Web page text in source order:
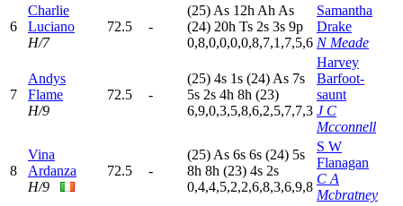
6
Charlie
Luciano
H/7
72.5 -
(25) As 12h Ah As
(24) 20h Ts 2s 3s 9p
0,8,0,0,0,0,8,7,1,7,5,6
Samantha
Drake
N Meade
7
Andys
Flame
H/9
72.5 -
(25) 4s 1s (24) As 7s
5s 2s 4h 8h (23)
6,9,0,3,5,8,6,2,5,7,7,3
Harvey
Barfoot-
saunt
J C
Mcconnell
8
Vina
Ardanza
H/9
72.5 -
(25) As 6s 6s (24) 5s
8h 8h (23) 4s 2s
0,4,4,5,2,2,6,8,3,6,9,8
S W
Flanagan
C A
Mcbratney